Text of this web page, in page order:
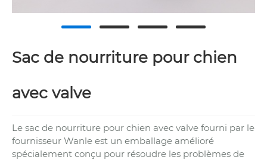
Sac de nourriture pour chien
avec valve
Le sac de nourriture pour chien avec valve fourni par le
fournisseur Wanle est un emballage amélioré
spécialement conçu pour résoudre les problèmes de